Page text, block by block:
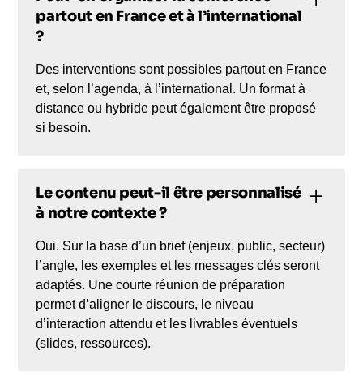
partout en France et à l’international
?
Des interventions sont possibles partout en France
et, selon l’agenda, à l’international. Un format à
distance ou hybride peut également être proposé
si besoin.
Le contenu peut-il être personnalisé
à notre contexte ?
Oui. Sur la base d’un brief (enjeux, public, secteur)
l’angle, les exemples et les messages clés seront
adaptés. Une courte réunion de préparation
permet d’aligner le discours, le niveau
d’interaction attendu et les livrables éventuels
(slides, ressources).